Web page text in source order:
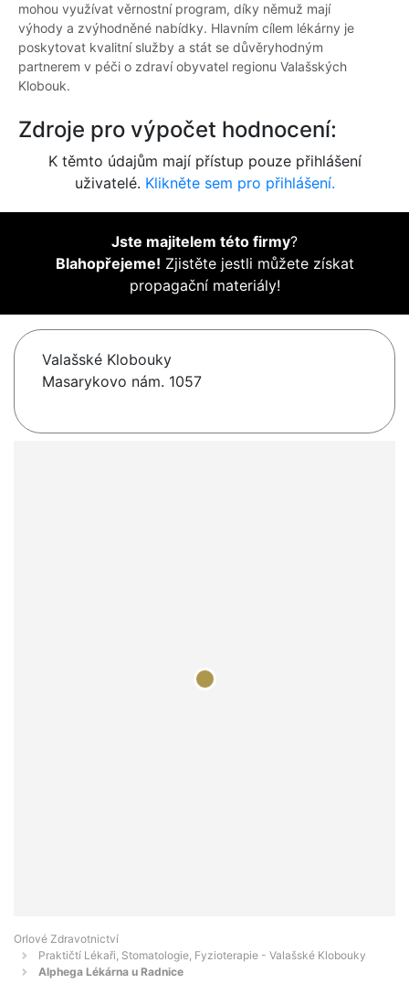
mohou využívat věrnostní program, díky němuž mají
výhody a zvýhodněné nabídky. Hlavním cílem lékárny je
poskytovat kvalitní služby a stát se důvěryhodným
partnerem v péči o zdraví obyvatel regionu Valašských
Klobouk.
Zdroje pro výpočet hodnocení:
K těmto údajům mají přístup pouze přihlášení
uživatelé. Klikněte sem pro přihlášení.
Jste majitelem této firmy?
Blahopřejeme! Zjistěte jestli můžete získat
propagační materiály!
Valašské Klobouky
Masarykovo nám. 1057
Orlové Zdravotnictví
Praktičtí Lékaři, Stomatologie, Fyzioterapie - Valašské Klobouky
Alphega Lékárna u Radnice